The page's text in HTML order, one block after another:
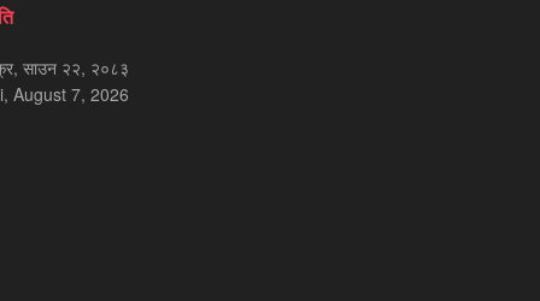
साउन २२, २०८३
August 7, 2026